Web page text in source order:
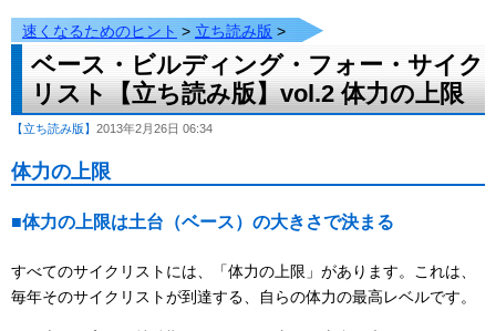
速くなるためのヒント > 立ち読み版 >
ベース・ビルディング・フォー・サイク
リスト【立ち読み版】vol.2 体力の上限
【立ち読み版】 2013年2月26日 06:34
体力の上限
■体力の上限は土台（ベース）の大きさで決まる
すべてのサイクリストには、「体力の上限」があります。これは、
毎年そのサイクリストが到達する、自らの体力の最高レベルです。